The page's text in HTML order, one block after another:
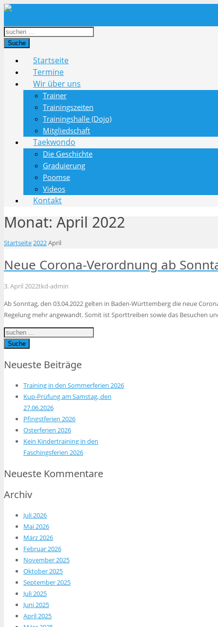
Suche
Startseite
Termine
Wir über uns
Trainer
Trainingszeiten
Trainingshalle (Dojo)
Mitgliedschaft
Taekwondo
Die Geschichte
Graduierung
Poomse
Videos
Kontakt
Monat: April 2022
Startseite2022April
Neue Corona-Verordnung ab
3. April 2022tkd-admin
Ab Sonntag, den 03.04.2022 gelten in Baden-Württemberg die neue
Regelung mehr angewandt. Somit ist Sporttreiben sowie das Besuchen
Suche
Neueste Beiträge
Training in den Sommerferien 2026
Kup-Prüfung am Samstag, den
27.06.2026
Pfingstferien 2026
Osterferien 2026
Kein Kindertraining in den
Faschingsferien 2026
Neueste Kommentare
Archiv
Juli 2026
Mai 2026
März 2026
Februar 2026
November 2025
Oktober 2025
September 2025
Juli 2025
Juni 2025
April 2025